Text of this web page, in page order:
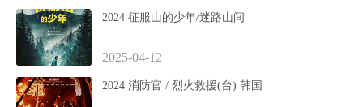
2024 征服山的少年/迷路山间
2025-04-12
2024 消防官 / 烈火救援(台) 韩国